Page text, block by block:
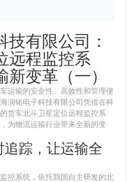
有限公司：
远程监控系
变革（一）
运输的安全性、高效性和管理便
润铭电子科技有限公司凭借在科
货车北斗卫星定位远程监控系
为物流运输行业带来全新的变
踪，让运输全
控系统，依托我国自主研发的北